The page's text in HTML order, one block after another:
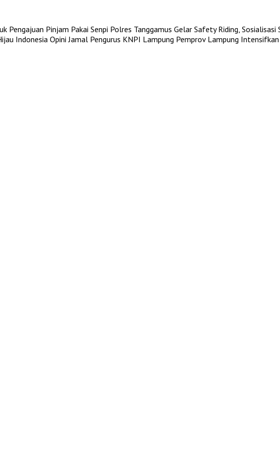
Pengajuan Pinjam Pakai Senpi Polres Tanggamus Gelar Safety Riding,
Indonesia Opini Jamal Pengurus KNPI Lampung Pemprov Lampung